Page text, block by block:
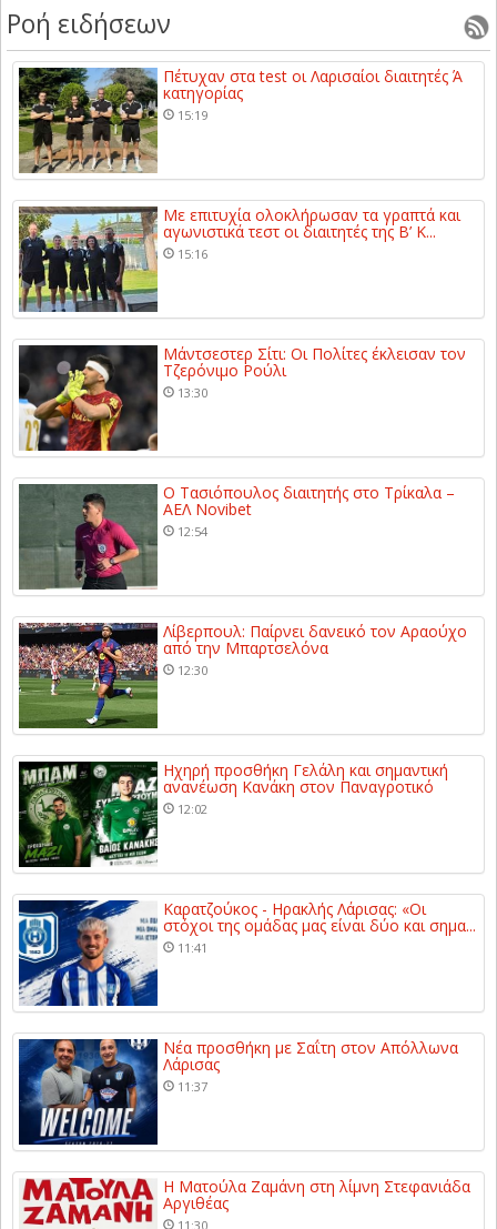
Ροή ειδήσεων
Πέτυχαν στα test οι Λαρισαίοι διαιτητές Ά
κατηγορίας
15:19
Με επιτυχία ολοκλήρωσαν τα γραπτά και
αγωνιστικά τεστ οι διαιτητές της Β’ Κ...
15:16
Μάντσεστερ Σίτι: Οι Πολίτες έκλεισαν τον
Τζερόνιμο Ρούλι
13:30
Ο Τασιόπουλος διαιτητής στο Τρίκαλα –
ΑΕΛ Novibet
12:54
Λίβερπουλ: Παίρνει δανεικό τον Αραούχο
από την Μπαρτσελόνα
12:30
Ηχηρή προσθήκη Γελάλη και σημαντική
ανανέωση Κανάκη στον Παναγροτικό
12:02
Καρατζούκος - Ηρακλής Λάρισας: «Οι
στόχοι της ομάδας μας είναι δύο και σημα...
11:41
Νέα προσθήκη με Σαΐτη στον Απόλλωνα
Λάρισας
11:37
Η Ματούλα Ζαμάνη στη λίμνη Στεφανιάδα
Αργιθέας
11:30